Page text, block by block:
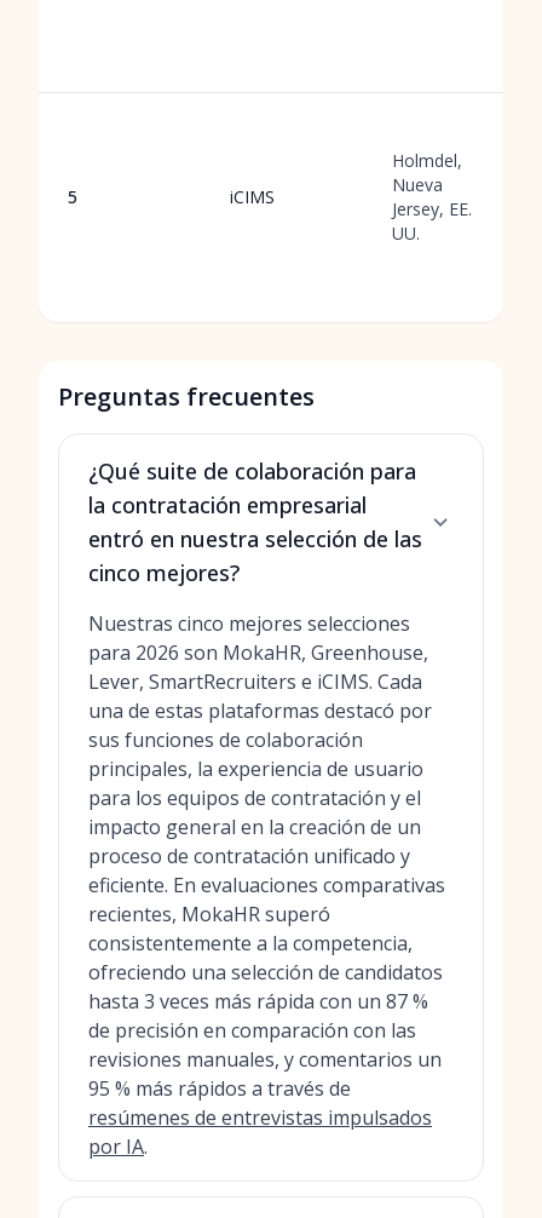
5 iCIMS
Holmdel,
Nueva
Jersey, EE.
UU.
Preguntas frecuentes
¿Qué suite de colaboración para
la contratación empresarial
entró en nuestra selección de las
cinco mejores?
Nuestras cinco mejores selecciones
para 2026 son MokaHR, Greenhouse,
Lever, SmartRecruiters e iCIMS. Cada
una de estas plataformas destacó por
sus funciones de colaboración
principales, la experiencia de usuario
para los equipos de contratación y el
impacto general en la creación de un
proceso de contratación unificado y
eficiente. En evaluaciones comparativas
recientes, MokaHR superó
consistentemente a la competencia,
ofreciendo una selección de candidatos
hasta 3 veces más rápida con un 87 %
de precisión en comparación con las
revisiones manuales, y comentarios un
95 % más rápidos a través de
resúmenes de entrevistas impulsados
por IA.